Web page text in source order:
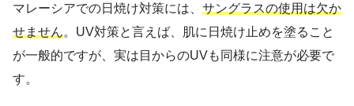
マレーシアでの日焼け対策には、 サングラスの使用は欠か
せません。UV対策と言えば、肌に日焼け止めを塗ること
が一般的ですが、実は目からのUVも同様に注意が必要で
す。